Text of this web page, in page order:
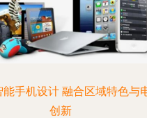
手机设计 融合区域特色与
创新